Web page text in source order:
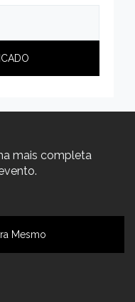
mais completa
Mesmo